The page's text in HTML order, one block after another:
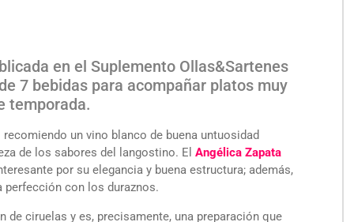
en el Suplemento Ollas&Sartenes
7 bebidas para acompañar platos muy
temporada.
un vino blanco de buena untuosidad
de los sabores del langostino. El Angélica Zapata
por su elegancia y buena estructura; además,
con los duraznos.
ciruelas y es, precisamente, una preparación que